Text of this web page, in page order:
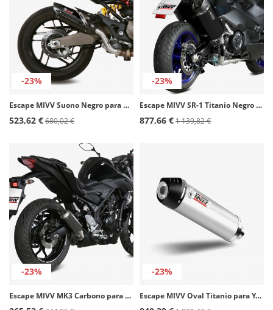
-23%
Escape MIVV Suono Negro para Ducati Monster 821 (14-17) D.030.L9
523,62 €680,02 €
-23%
Escape MIVV SR-1 Titanio Negro para Yamaha T-MAX 560 (22-25) Y.073.LR1TB
877,66 €1 139,82 €
-23%
Escape MIVV MK3 Carbono para Yamaha MT-03 (16-26) Y.055.SM3C
-23%
Escape MIVV Oval Titanio para Yamaha Tracer 900 / GT / FJ-09 (21-24) Y.069.L4C